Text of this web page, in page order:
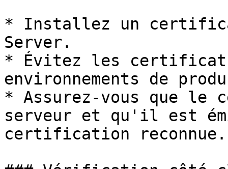
* Installez un certificat
Server.
* Évitez les
environnements de
* Assurez-vous que le
serveur et qu'il est
certification reconnue.